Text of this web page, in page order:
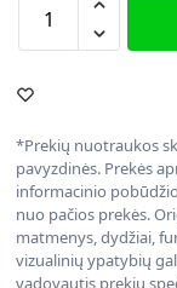
*Prekių nuotraukos
pavyzdinės. Prekės
informacinio
nuo pačios prekės.
matmenys, dydžiai,
vizualinių ypatybių
vadovautis prekių